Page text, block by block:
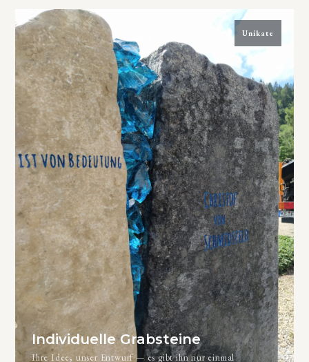
Unikate
Individuelle Grabsteine
Ihre Idee, unser Entwurf — es gibt ihn nur einmal